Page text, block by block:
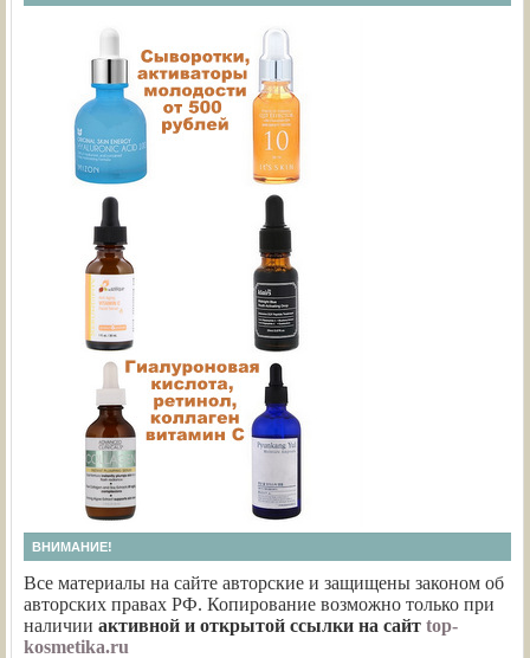
ВНИМАНИЕ!
Все материалы на сайте авторские и защищены законом об
авторских правах РФ. Копирование возможно только при
наличии активной и открытой ссылки на сайт top-
kosmetika.ru